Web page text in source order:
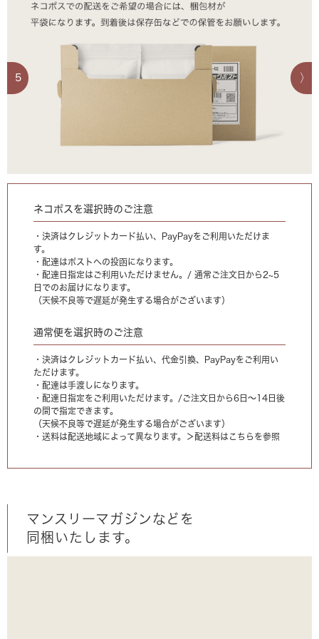
5
ネコポスを選択時のご注意
・決済はクレジットカード払い、PayPayをご利用いただけま
す。
・配達はポストへの投函になります。
・配達日指定はご利用いただけません。/ 通常ご注文日から2~5
日でのお届けになります。
（天候不良等で遅延が発生する場合がございます）
通常便を選択時のご注意
・決済はクレジットカード払い、代金引換、PayPayをご利用い
ただけます。
・配達は手渡しになります。
・配達日指定をご利用いただけます。/ご注文日から6日〜14日後
の間で指定できます。
（天候不良等で遅延が発生する場合がございます）
・送料は配送地域によって異なります。
＞配送料はこちらを参照
マンスリーマガジンなどを
同梱いたします。